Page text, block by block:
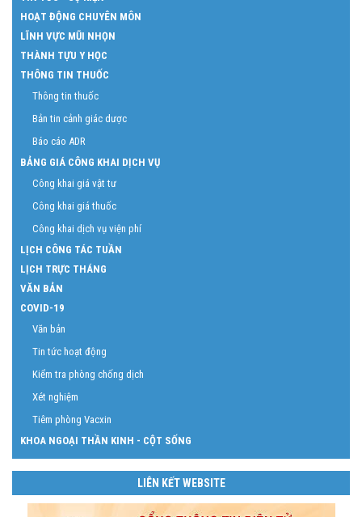
HOẠT ĐỘNG CHUYÊN MÔN
LĨNH VỰC MŨI NHỌN
THÀNH TỰU Y HỌC
THÔNG TIN THUỐC
Thông tin thuốc
Bản tin cảnh giác dược
Báo cáo ADR
BẢNG GIÁ CÔNG KHAI DỊCH VỤ
Công khai giá vật tư
Công khai giá thuốc
Công khai dịch vụ viện phí
LỊCH CÔNG TÁC TUẦN
LỊCH TRỰC THÁNG
VĂN BẢN
COVID-19
Văn bản
Tin tức hoạt động
Kiểm tra phòng chống dịch
Xét nghiệm
Tiêm phòng Vacxin
KHOA NGOẠI THẦN KINH - CỘT SỐNG
LIÊN KẾT WEBSITE